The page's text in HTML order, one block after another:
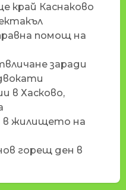
край Каснаково
помощ на
заради
в Хасково,
в жилището на
горещ ден в